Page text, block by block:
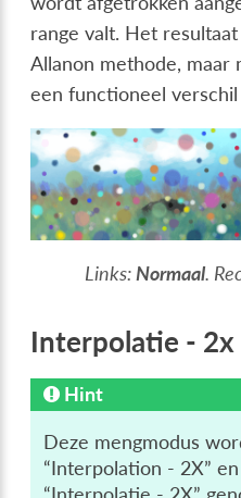
range valt. Het
Allanon methode, maar
een functioneel
Links: Normaal.
Interpolatie - 2x
Hint
Deze mengmodus
“Interpolation - 2X”